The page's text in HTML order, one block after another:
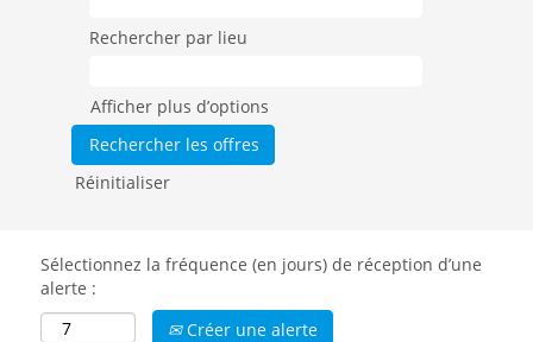
Rechercher par lieu
Afficher plus d’options
Réinitialiser
Sélectionnez la fréquence (en jours) de réception d’une
alerte :
Créer une alerte